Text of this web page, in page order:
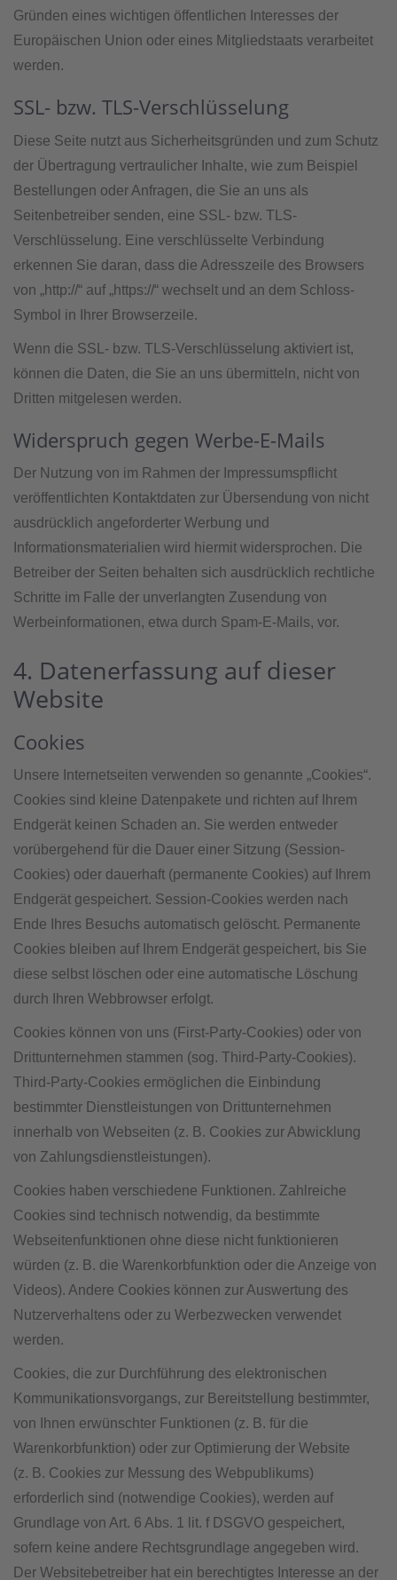
Gründen eines wichtigen öffentlichen Interesses der
Europäischen Union oder eines Mitgliedstaats verarbeitet
werden.
SSL- bzw. TLS-Verschlüsselung
Diese Seite nutzt aus Sicherheitsgründen und zum Schutz
der Übertragung vertraulicher Inhalte, wie zum Beispiel
Bestellungen oder Anfragen, die Sie an uns als
Seitenbetreiber senden, eine SSL- bzw. TLS-
Verschlüsselung. Eine verschlüsselte Verbindung
erkennen Sie daran, dass die Adresszeile des Browsers
von „http://“ auf „https://“ wechselt und an dem Schloss-
Symbol in Ihrer Browserzeile.
Wenn die SSL- bzw. TLS-Verschlüsselung aktiviert ist,
können die Daten, die Sie an uns übermitteln, nicht von
Dritten mitgelesen werden.
Widerspruch gegen Werbe-E-Mails
Der Nutzung von im Rahmen der Impressumspflicht
veröffentlichten Kontaktdaten zur Übersendung von nicht
ausdrücklich angeforderter Werbung und
Informationsmaterialien wird hiermit widersprochen. Die
Betreiber der Seiten behalten sich ausdrücklich rechtliche
Schritte im Falle der unverlangten Zusendung von
Werbeinformationen, etwa durch Spam-E-Mails, vor.
4. Datenerfassung auf dieser
Website
Cookies
Unsere Internetseiten verwenden so genannte „Cookies“.
Cookies sind kleine Datenpakete und richten auf Ihrem
Endgerät keinen Schaden an. Sie werden entweder
vorübergehend für die Dauer einer Sitzung (Session-
Cookies) oder dauerhaft (permanente Cookies) auf Ihrem
Endgerät gespeichert. Session-Cookies werden nach
Ende Ihres Besuchs automatisch gelöscht. Permanente
Cookies bleiben auf Ihrem Endgerät gespeichert, bis Sie
diese selbst löschen oder eine automatische Löschung
durch Ihren Webbrowser erfolgt.
Cookies können von uns (First-Party-Cookies) oder von
Drittunternehmen stammen (sog. Third-Party-Cookies).
Third-Party-Cookies ermöglichen die Einbindung
bestimmter Dienstleistungen von Drittunternehmen
innerhalb von Webseiten (z. B. Cookies zur Abwicklung
von Zahlungsdienstleistungen).
Cookies haben verschiedene Funktionen. Zahlreiche
Cookies sind technisch notwendig, da bestimmte
Webseitenfunktionen ohne diese nicht funktionieren
würden (z. B. die Warenkorbfunktion oder die Anzeige von
Videos). Andere Cookies können zur Auswertung des
Nutzerverhaltens oder zu Werbezwecken verwendet
werden.
Cookies, die zur Durchführung des elektronischen
Kommunikationsvorgangs, zur Bereitstellung bestimmter,
von Ihnen erwünschter Funktionen (z. B. für die
Warenkorbfunktion) oder zur Optimierung der Website
(z. B. Cookies zur Messung des Webpublikums)
erforderlich sind (notwendige Cookies), werden auf
Grundlage von Art. 6 Abs. 1 lit. f DSGVO gespeichert,
sofern keine andere Rechtsgrundlage angegeben wird.
Der Websitebetreiber hat ein berechtigtes Interesse an der